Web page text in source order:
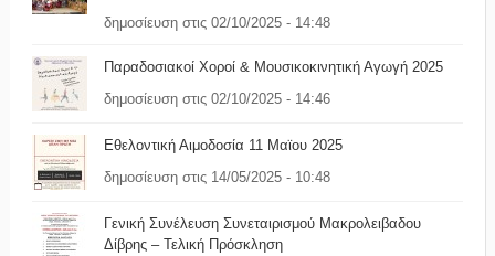
δημοσίευση στις 02/10/2025 - 14:48
Παραδοσιακοί Χοροί & Μουσικοκινητική Αγωγή 2025
δημοσίευση στις 02/10/2025 - 14:46
Εθελοντική Αιμοδοσία 11 Μαϊου 2025
δημοσίευση στις 14/05/2025 - 10:48
Γενική Συνέλευση Συνεταιρισμού Μακρολειβαδου
Δίβρης – Τελική Πρόσκληση